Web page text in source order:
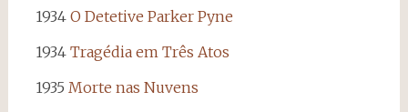
1934 O Detetive Parker Pyne
1934 Tragédia em Três Atos
1935 Morte nas Nuvens